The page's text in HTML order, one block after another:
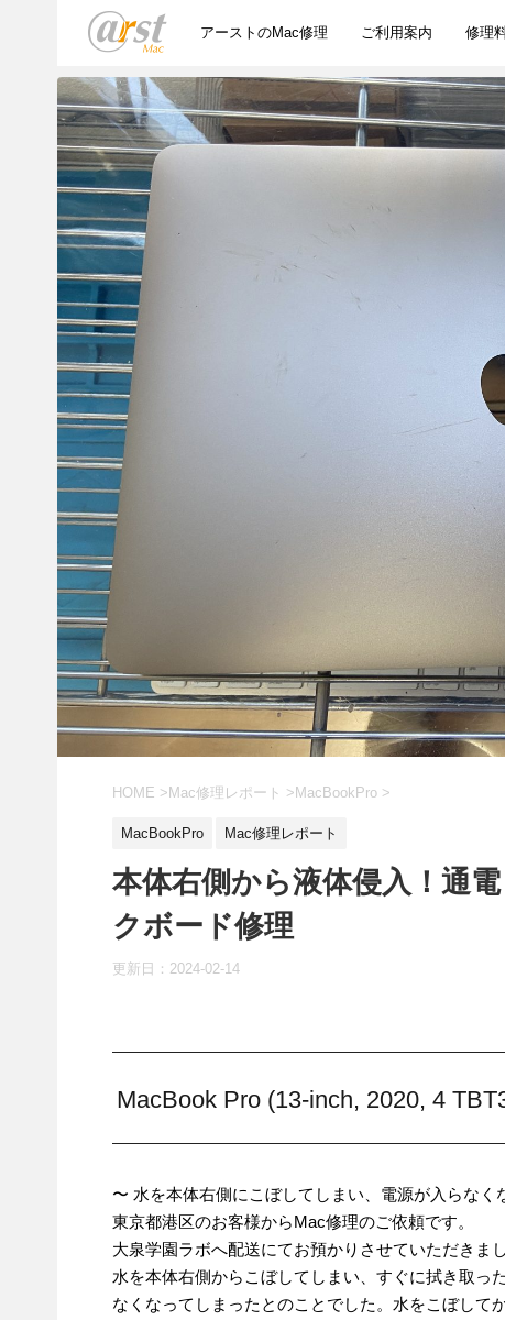
アーストのMac修理 ご利用案内 修理
HOME > Mac修理レポート > MacBookPro >
MacBookPro Mac修理レポート
本体右側から液体侵入！通
クボード修理
更新日： 2024-02-14
MacBook Pro (13-inch, 2020, 4
〜 水を本体右側にこぼしてしまい、電源が入らなく
東京都港区のお客様からMac修理のご依頼です。
大泉学園ラボへ配送にてお預かりさせていただきまし
水を本体右側からこぼしてしまい、すぐに拭き取っ
なくなってしまったとのことでした。水をこぼして